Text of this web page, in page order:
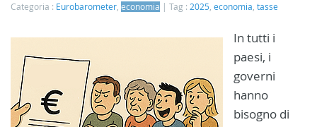
Categoria : Eurobarometer economia Tag : 2025 economia tasse
In tutti i
paesi, i
governi
hanno
bisogno di